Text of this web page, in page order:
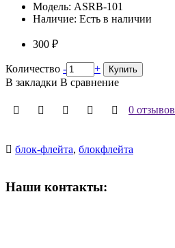
Модель: ASRB-101
Наличие: Есть в наличии
300 ₽
Количество - + Купить
В закладки В сравнение
0 отзывов
блок-флейта, блокфлейта
Наши контакты: